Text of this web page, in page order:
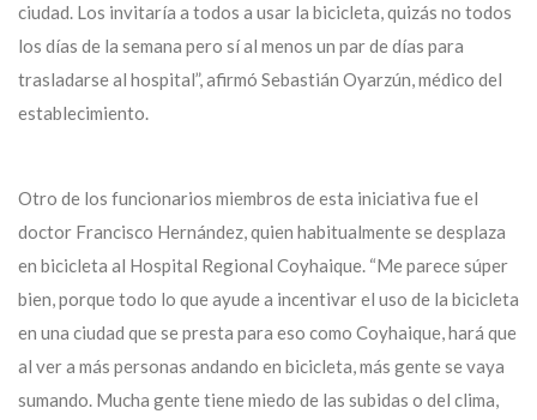
ciudad. Los invitaría a todos a usar la bicicleta, quizás no todos
los días de la semana pero sí al menos un par de días para
trasladarse al hospital”, afirmó Sebastián Oyarzún, médico del
establecimiento.
Otro de los funcionarios miembros de esta iniciativa fue el
doctor Francisco Hernández, quien habitualmente se desplaza
en bicicleta al Hospital Regional Coyhaique. “Me parece súper
bien, porque todo lo que ayude a incentivar el uso de la bicicleta
en una ciudad que se presta para eso como Coyhaique, hará que
al ver a más personas andando en bicicleta, más gente se vaya
sumando. Mucha gente tiene miedo de las subidas o del clima,